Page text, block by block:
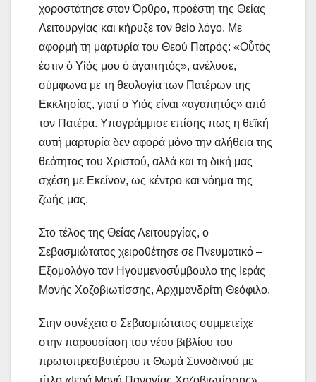
χοροστάτησε στον Όρθρο, προέστη της Θείας
Λειτουργίας και κήρυξε τον θείο λόγο. Με
αφορμή τη μαρτυρία του Θεού Πατρός: «Οὗτός
ἐστιν ὁ Υἱός μου ὁ ἀγαπητός», ανέλυσε,
σύμφωνα με τη θεολογία των Πατέρων της
Εκκλησίας, γιατί ο Υιός είναι «αγαπητός» από
τον Πατέρα. Υπογράμμισε επίσης πως η θεϊκή
αυτή μαρτυρία δεν αφορά μόνο την αλήθεια της
θεότητος του Χριστού, αλλά και τη δική μας
σχέση με Εκείνον, ως κέντρο και νόημα της
ζωής μας.
Στο τέλος της Θείας Λειτουργίας, ο
Σεβασμιώτατος χειροθέτησε σε Πνευματικό –
Εξομολόγο τον Ηγουμενοσύμβουλο της Ιεράς
Μονής Χοζοβιωτίσσης, Αρχιμανδρίτη Θεόφιλο.
Στην συνέχεια ο Σεβασμιώτατος συμμετείχε
στην παρουσίαση του νέου βιβλίου του
πρωτοπρεσβυτέρου π Θωμά Συνοδινού με